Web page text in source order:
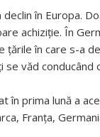
în Europa.
achiziţie. În
în care s-a
văd conducând
prima lună a
Franţa,